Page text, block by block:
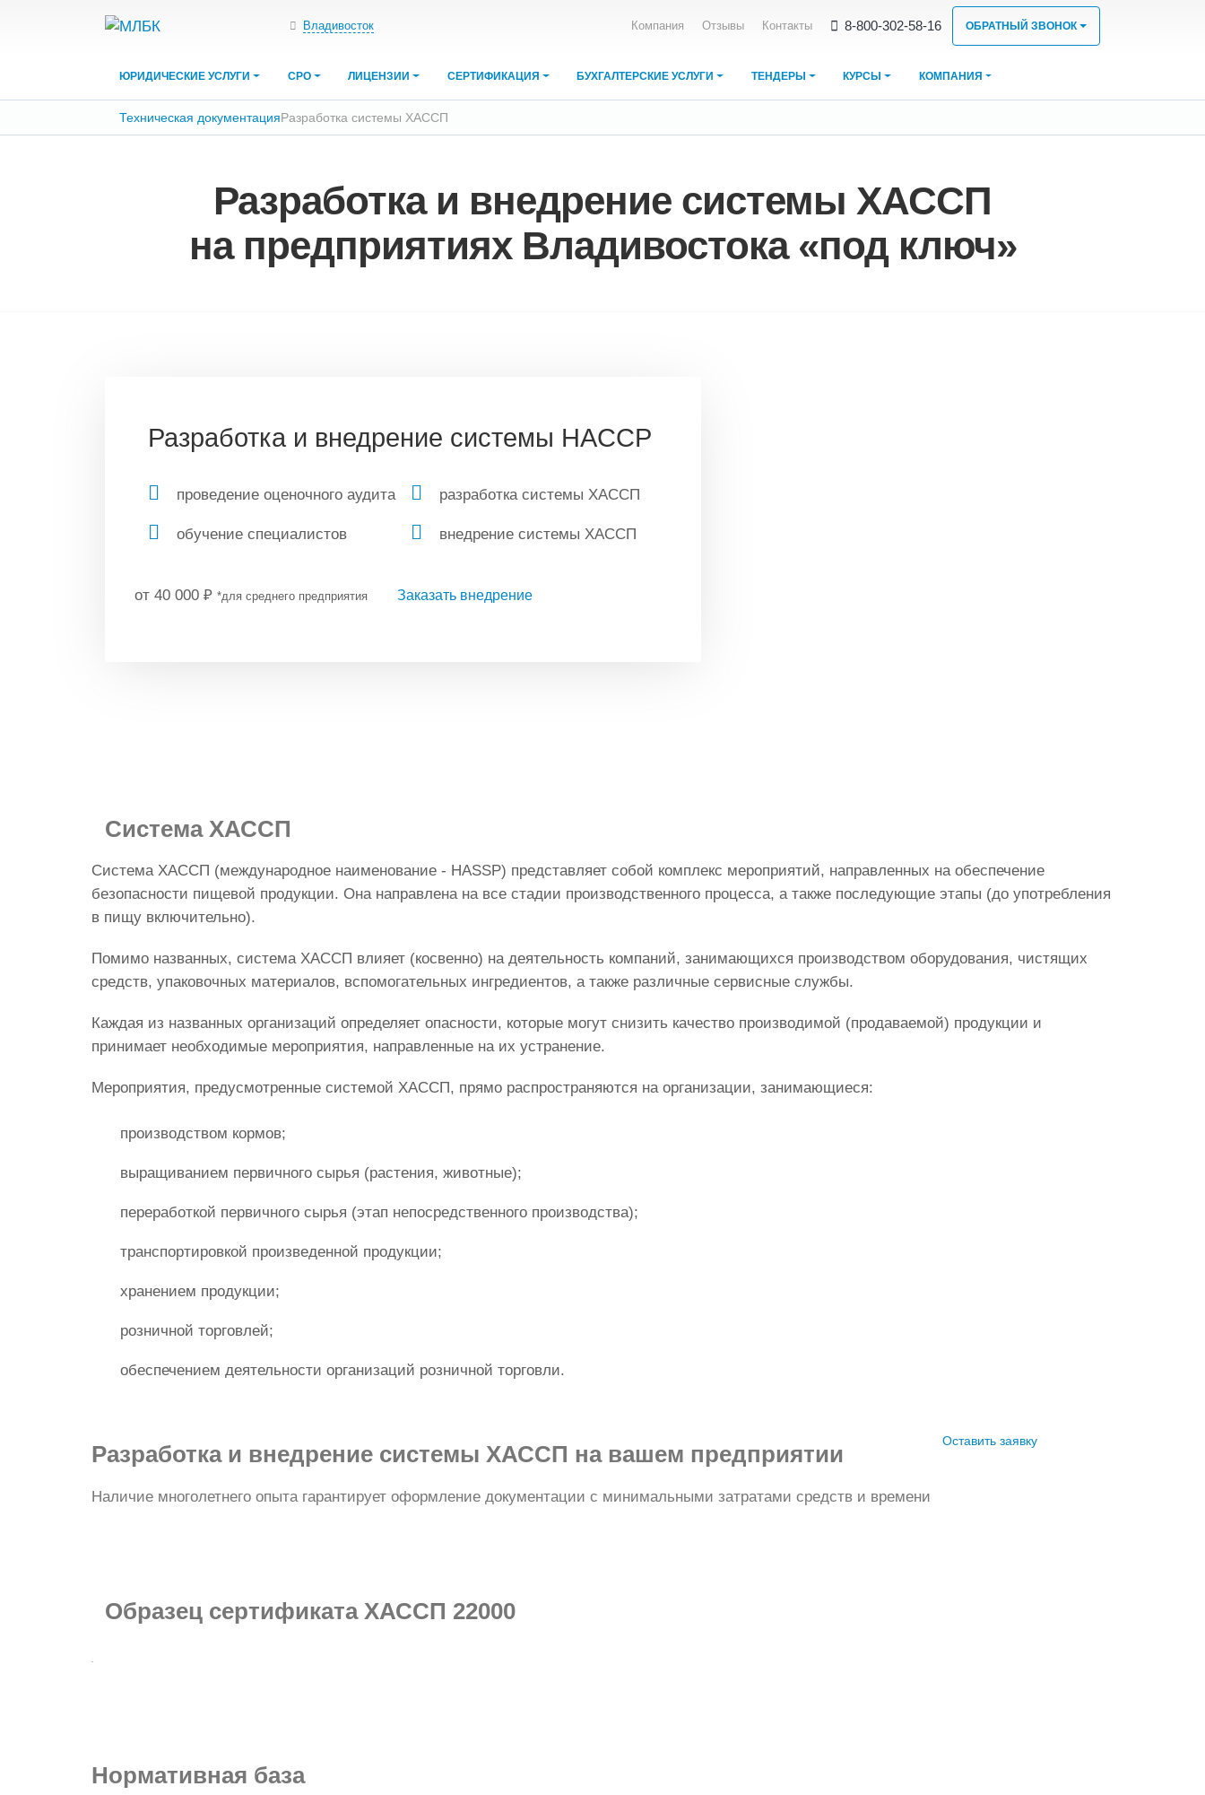
Владивосток Компания Отзывы Контакты 8‑800‑302‑58‑16 ОБРАТНЫЙ ЗВОНОК
ЮРИДИЧЕСКИЕ УСЛУГИ СРО ЛИЦЕНЗИИ СЕРТИФИКАЦИЯ БУХГАЛТЕРСКИЕ УСЛУГИ ТЕНДЕРЫ КУРСЫ КОМПАНИЯ
Техническая документацияРазработка системы ХАССП
Разработка и внедрение системы ХАССП
на предприятиях Владивостока «под ключ»
Разработка и внедрение системы HACCP
проведение оценочного аудита
обучение специалистов
разработка системы ХАССП
внедрение системы ХАССП
от 40 000 ₽ *для среднего предприятия Заказать внедрение
Система ХАССП
Система ХАССП (международное наименование - HASSP) представляет собой комплекс мероприятий, направленных на обеспечение
безопасности пищевой продукции. Она направлена на все стадии производственного процесса, а также последующие этапы (до употребления
в пищу включительно).
Помимо названных, система ХАССП влияет (косвенно) на деятельность компаний, занимающихся производством оборудования, чистящих
средств, упаковочных материалов, вспомогательных ингредиентов, а также различные сервисные службы.
Каждая из названных организаций определяет опасности, которые могут снизить качество производимой (продаваемой) продукции и
принимает необходимые мероприятия, направленные на их устранение.
Мероприятия, предусмотренные системой ХАССП, прямо распространяются на организации, занимающиеся:
производством кормов;
выращиванием первичного сырья (растения, животные);
переработкой первичного сырья (этап непосредственного производства);
транспортировкой произведенной продукции;
хранением продукции;
розничной торговлей;
обеспечением деятельности организаций розничной торговли.
Разработка и внедрение системы ХАССП на вашем предприятии
Наличие многолетнего опыта гарантирует оформление документации с минимальными затратами средств и времени
Оставить заявку
Образец сертификата ХАССП 22000
Нормативная база